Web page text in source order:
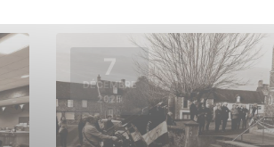
7
DÉCEMBRE
2025